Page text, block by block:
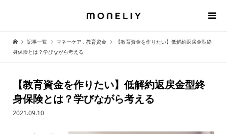
記事一覧 マネーケア , 教育資金
【教育資金を作りたい】低解約返戻金型終
身保険とは？学びながら考える
【教育資金を作りたい】低解約返戻金型終
身保険とは？学びながら考える
2021.09.10